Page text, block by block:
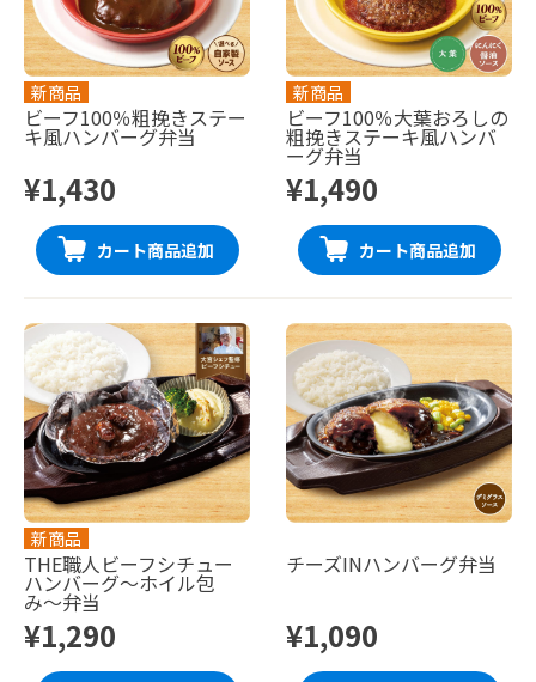
新商品
ビーフ100％粗挽きステー
キ風ハンバーグ弁当
¥1,430
カート商品追加
新商品
ビーフ100％大葉おろしの
粗挽きステーキ風ハンバ
ーグ弁当
¥1,490
カート商品追加
新商品
THE職人ビーフシチュー
ハンバーグ〜ホイル包
み〜弁当
¥1,290
チーズINハンバーグ弁当
¥1,090